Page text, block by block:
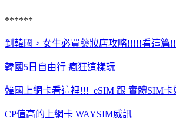
******
到韓國，女生必買藥妝店攻略!!!!!看這篇
韓國5日自由行 瘋狂這樣玩
韓國上網卡看這裡!!! eSIM 跟 實體SIM
CP值高的上網卡 WAYSIM威訊